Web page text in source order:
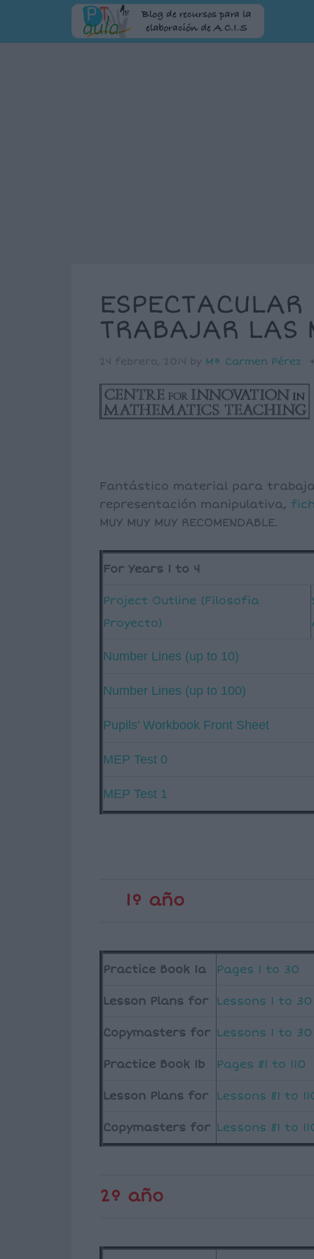
TRABAJAR LAS
24 febrero, 2014 by Mª Carmen Pérez
Fantástico material para
representación manipulativa,
MUY MUY MUY RECOMENDABLE.
For Years 1 to 4
Project Outline (Filosofia
Proyecto)
Number Lines (up to 10)
Number Lines (up to 100)
Pupils’ Workbook Front Sheet
MEP Test 0
MEP Test 1
1º año
Practice Book 1a Pages 1 to 30
Lesson Plans for Lessons 1 to 30
Copymasters for Lessons 1 to 30
Practice Book 1b Pages 81 to 110
Lesson Plans for Lessons 81 to
Copymasters for Lessons 81 to
2º año